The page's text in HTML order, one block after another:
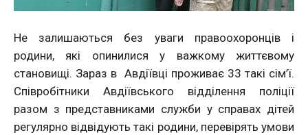
Не залишаються без уваги правоохоронців і
родини, які опинилися у важкому життєвому
становищі. Зараз в Авдіївці проживає 33 такі сім’ї.
Співробітники Авдіївського відділення поліції
разом з представниками служби у справах дітей
регулярно відвідують такі родини, перевірять умови